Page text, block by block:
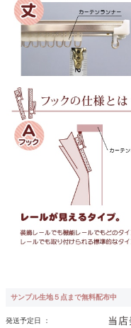
サンプル生地５点まで無料配布中
発送予定日 ：